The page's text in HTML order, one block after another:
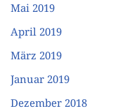
Mai 2019
April 2019
März 2019
Januar 2019
Dezember 2018